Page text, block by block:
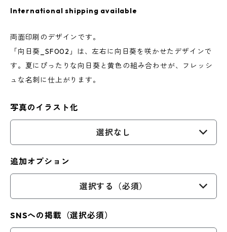
International shipping available
両面印刷のデザインです。
「向日葵_SF002」は、左右に向日葵を咲かせたデザインで
す。夏にぴったりな向日葵と黄色の組み合わせが、フレッシ
ュな名刺に仕上がります。
写真のイラスト化
選択なし
追加オプション
選択する（必須）
SNSへの掲載（選択必須）